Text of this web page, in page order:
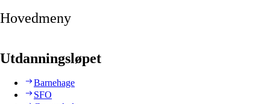
Hovedmeny
Utdanningsløpet
Barnehage
SFO